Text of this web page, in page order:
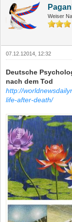
Weiser
07.12.12014, 12:32
Deutsche
nach dem Tod
http://
life-after-death/